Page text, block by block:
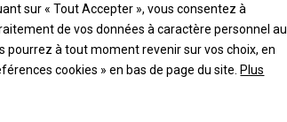
sur « Tout Accepter », vous consentez à
de vos données à caractère personnel au
pourrez à tout moment revenir sur vos choix, en
cookies » en bas de page du site.Plus